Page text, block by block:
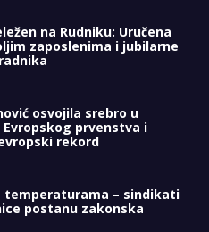
na Rudniku: Uručena
zaposlenima i jubilarne
osvojila srebro u
prvenstva i
rekord
temperaturama – sindikati
postanu zakonska